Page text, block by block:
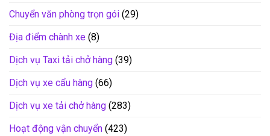
Chuyển văn phòng trọn gói (29)
Địa điểm chành xe (8)
Dịch vụ Taxi tải chở hàng (39)
Dịch vụ xe cẩu hàng (66)
Dịch vụ xe tải chở hàng (283)
Hoạt động vận chuyển (423)